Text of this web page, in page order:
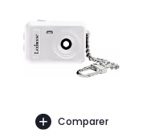
Comparer